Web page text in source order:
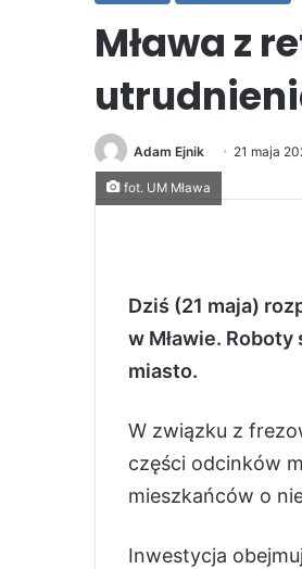
Mława z
Adam Ejnik 21 maja
fot. UM Mława
Dziś (21 maja)
w Mławie.
miasto.
W związku z
części odcinków
mieszkańców o
Inwestycja